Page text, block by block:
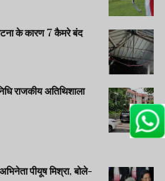
के कारण 7 कैमरे बंद
राजकीय अतिथिशाला
पीयूष मिश्रा, बोले-